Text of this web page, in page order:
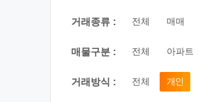
거래종류 : 전체 매매
매물구분 : 전체 아파트
거래방식 : 전체 개인